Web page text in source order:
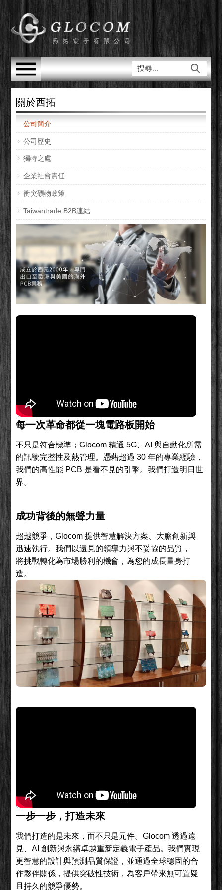
關於西拓
公司簡介
公司歷史
獨特之處
企業社會責任
衝突礦物政策
Taiwantrade B2B連結
每一次革命都從一塊電路板開始
不只是符合標準；Glocom 精通 5G、AI 與自動化所需
的訊號完整性及熱管理。憑藉超過 30 年的專業經驗，
我們的高性能 PCB 是看不見的引擎。我們打造明日世
界。
成功背後的無聲力量
超越競爭，Glocom 提供智慧解決方案、大膽創新與
迅速執行。我們以遠見的領導力與不妥協的品質，
將挑戰轉化為市場勝利的機會，為您的成長量身打
造。
一步一步，打造未來
我們打造的是未來，而不只是元件。Glocom 透過遠
見、AI 創新與永續卓越重新定義電子產品。我們實現
更智慧的設計與預測品質保證，並通過全球穩固的合
作夥伴關係，提供突破性技術，為客戶帶來無可置疑
且持久的競爭優勢。